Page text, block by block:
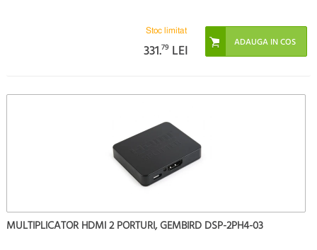
Stoc limitat
331.79 LEI
MULTIPLICATOR HDMI 2 PORTURI, GEMBIRD DSP-2PH4-03